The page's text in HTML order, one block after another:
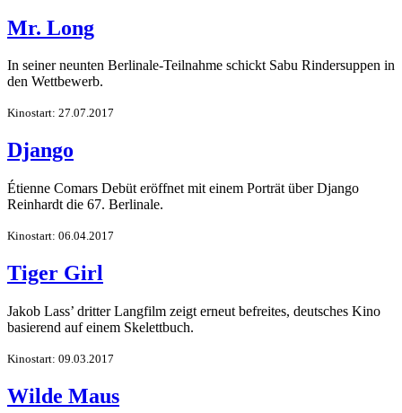
Mr. Long
In seiner neunten Berlinale-Teilnahme schickt Sabu Rindersuppen in
den Wettbewerb.
Kinostart: 27.07.2017
Django
Étienne Comars Debüt eröffnet mit einem Porträt über Django
Reinhardt die 67. Berlinale.
Kinostart: 06.04.2017
Tiger Girl
Jakob Lass’ dritter Langfilm zeigt erneut befreites, deutsches Kino
basierend auf einem Skelettbuch.
Kinostart: 09.03.2017
Wilde Maus